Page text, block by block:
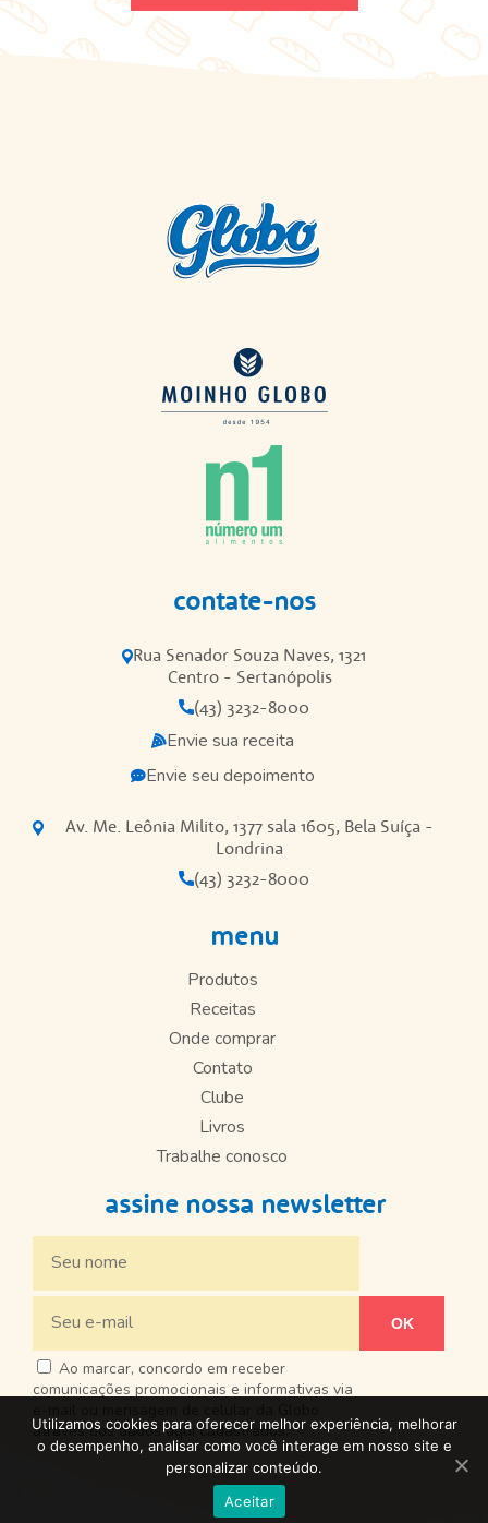
contate-nos
Rua Senador Souza Naves, 1321
Centro - Sertanópolis
(43) 3232-8000
Envie sua receita
Envie seu depoimento
Av. Me. Leônia Milito, 1377 sala 1605, Bela Suíça -
Londrina
(43) 3232-8000
menu
Produtos
Receitas
Onde comprar
Contato
Clube
Livros
Trabalhe conosco
assine nossa newsletter
Ao marcar, concordo em receber
comunicações promocionais e informativas via
através dos dados aqui cadastrados.
Utilizamos cookies para oferecer melhor experiência, melhorar
o desempenho, analisar como você interage em nosso site e
personalizar conteúdo.
Aceitar